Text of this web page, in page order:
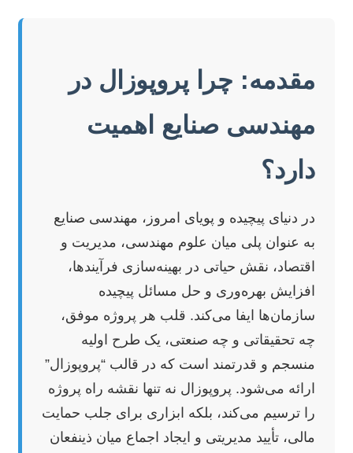
مقدمه: چرا پروپوزال در
مهندسی صنایع اهمیت
دارد؟
در دنیای پیچیده و پویای امروز، مهندسی صنایع
به عنوان پلی میان علوم مهندسی، مدیریت و
اقتصاد، نقش حیاتی در بهینه‌سازی فرآیندها،
افزایش بهره‌وری و حل مسائل پیچیده
سازمان‌ها ایفا می‌کند. قلب هر پروژه موفق،
چه تحقیقاتی و چه صنعتی، یک طرح اولیه
منسجم و قدرتمند است که در قالب “پروپوزال”
ارائه می‌شود. پروپوزال نه تنها نقشه راه پروژه
را ترسیم می‌کند، بلکه ابزاری برای جلب حمایت
مالی، تأیید مدیریتی و ایجاد اجماع میان ذینفعان